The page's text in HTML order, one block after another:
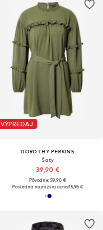
VÝPREDAJ
DOROTHY PERKINS
Šaty
39,90 €
Pôvodne: 59,90 €
Posledná najnižšia cena:15,96 €